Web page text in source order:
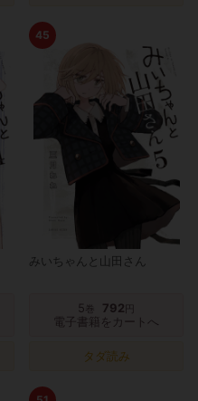
45
みいちゃんと山田さん
5 巻 792円
電子書籍をカートへ
タダ読み